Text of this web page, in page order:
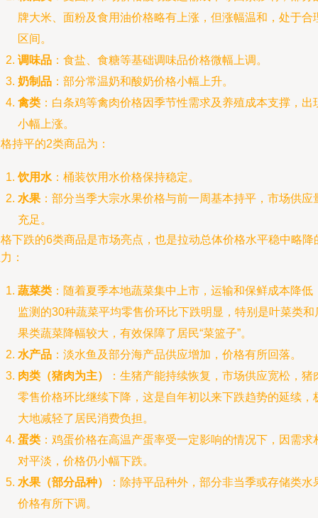
牌大米、面粉及食用油价格略有上涨，但涨幅温和，处于合
区间。
调味品 ：食盐、食糖等基础调味品价格微幅上调。
奶制品 ：部分常温奶和酸奶价格小幅上升。
禽类 ：白条鸡等禽肉价格因季节性需求及养殖成本支撑，出
小幅上涨。
持平的2类商品为：
饮用水 ：桶装饮用水价格保持稳定。
水果 ：部分当季大宗水果价格与前一周基本持平，市场供应
充足。
下跌的6类商品是市场亮点，也是拉动总体价格水平稳中略降
：
蔬菜类 ：随着夏季本地蔬菜集中上市，运输和保鲜成本降低
监测的30种蔬菜平均零售价环比下跌明显，特别是叶菜类和
果类蔬菜降幅较大，有效保障了居民“菜篮子”。
水产品 ：淡水鱼及部分海产品供应增加，价格有所回落。
肉类（猪肉为主）
：生猪产能持续恢复，市场供应宽松，猪
零售价格环比继续下降，这是自年初以来下跌趋势的延续，
大地减轻了居民消费负担。
蛋类 ：鸡蛋价格在高温产蛋率受一定影响的情况下，因需求
对平淡，价格仍小幅下跌。
水果（部分品种）
：除持平品种外，部分非当季或存储类水
价格有所下调。